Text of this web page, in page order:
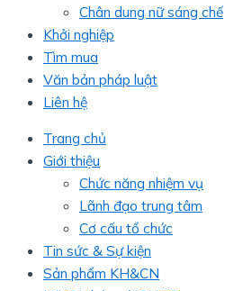
Chân dung nữ sáng chế
Khởi nghiệp
Tìm mua
Văn bản pháp luật
Liên hệ
Trang chủ
Giới thiệu
Chức năng nhiệm vụ
Lãnh đạo trung tâm
Cơ cấu tổ chức
Tin sức & Sự kiện
Sản phẩm KH&CN